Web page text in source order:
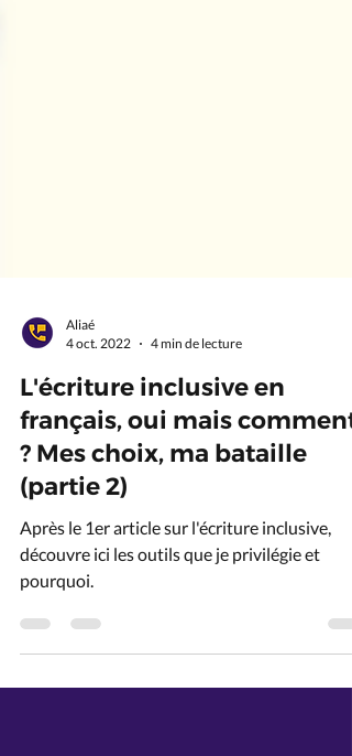
4 oct. 2022
4 min de lecture
L'écriture inclusive en
français, oui mais comment
? Mes choix, ma bataille
(partie 2)
Après le 1er article sur l'écriture inclusive,
découvre ici les outils que je privilégie et
pourquoi.